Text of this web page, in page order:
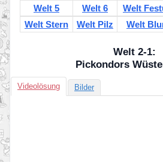
Welt 5
Welt 6 Welt
Welt Stern
Welt Pilz Welt
Welt 2-1:
Pickondors
Videolösung Bilder